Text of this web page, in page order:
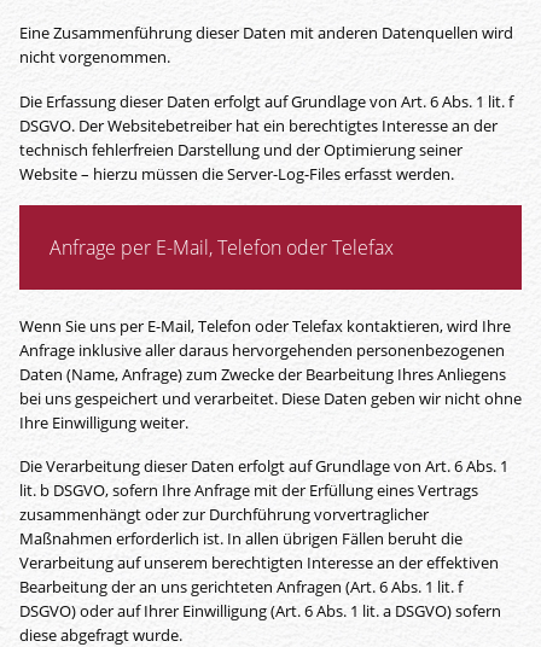
Eine Zusammenführung dieser Daten mit anderen Datenquellen wird
nicht vorgenommen.
Die Erfassung dieser Daten erfolgt auf Grundlage von Art. 6 Abs. 1 lit. f
DSGVO. Der Websitebetreiber hat ein berechtigtes Interesse an der
technisch fehlerfreien Darstellung und der Optimierung seiner
Website – hierzu müssen die Server-Log-Files erfasst werden.
Anfrage per E-Mail, Telefon oder Telefax
Wenn Sie uns per E-Mail, Telefon oder Telefax kontaktieren, wird Ihre
Anfrage inklusive aller daraus hervorgehenden personenbezogenen
Daten (Name, Anfrage) zum Zwecke der Bearbeitung Ihres Anliegens
bei uns gespeichert und verarbeitet. Diese Daten geben wir nicht ohne
Ihre Einwilligung weiter.
Die Verarbeitung dieser Daten erfolgt auf Grundlage von Art. 6 Abs. 1
lit. b DSGVO, sofern Ihre Anfrage mit der Erfüllung eines Vertrags
zusammenhängt oder zur Durchführung vorvertraglicher
Maßnahmen erforderlich ist. In allen übrigen Fällen beruht die
Verarbeitung auf unserem berechtigten Interesse an der effektiven
Bearbeitung der an uns gerichteten Anfragen (Art. 6 Abs. 1 lit. f
DSGVO) oder auf Ihrer Einwilligung (Art. 6 Abs. 1 lit. a DSGVO) sofern
diese abgefragt wurde.